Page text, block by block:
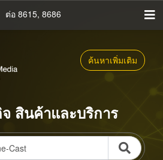
ต่อ 8615, 8686
ค้นหาเพิ่มเติม
สินค้าและบริการ